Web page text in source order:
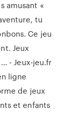
amusant «
tu
Ce jeu
Jeux
- Jeux-jeu.fr
ligne
de jeux
et enfants